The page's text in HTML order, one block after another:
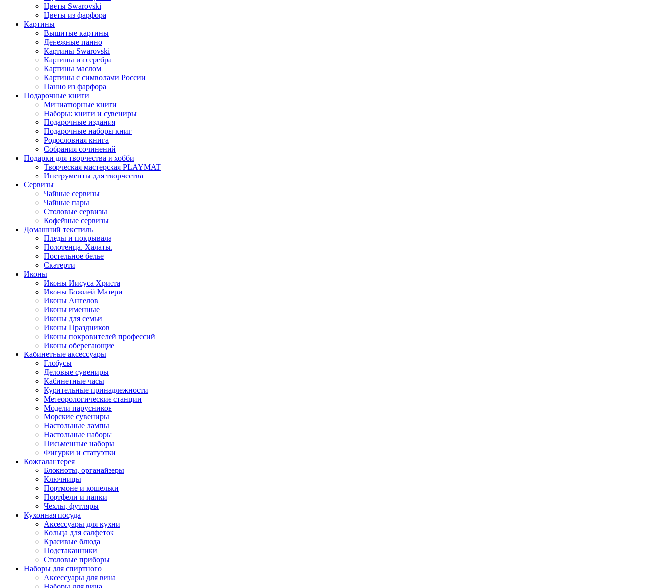
Цветы Swarovski
Цветы из фарфора
Картины
Вышитые картины
Денежные панно
Картины Swarovski
Картины из серебра
Картины маслом
Картины с символами России
Панно из фарфора
Подарочные книги
Миниатюрные книги
Наборы: книги и сувениры
Подарочные издания
Подарочные наборы книг
Родословная книга
Собрания сочинений
Подарки для творчества и хобби
Творческая мастерская PLAYMAT
Инструменты для творчества
Cервизы
Чайные сервизы
Чайные пары
Столовые сервизы
Кофейные сервизы
Домашний текстиль
Пледы и покрывала
Полотенца. Халаты.
Постельное белье
Скатерти
Иконы
Иконы Иисуса Христа
Иконы Божией Матери
Иконы Ангелов
Иконы именные
Иконы для семьи
Иконы Праздников
Иконы покровителей профессий
Иконы оберегающие
Кабинетные аксессуары
Глобусы
Деловые сувениры
Кабинетные часы
Курительные принадлежности
Метеорологические станции
Модели парусников
Морские сувениры
Настольные лампы
Настольные наборы
Письменные наборы
Фигурки и статуэтки
Кожгалантерея
Блокноты, органайзеры
Ключницы
Портмоне и кошельки
Портфели и папки
Чехлы, футляры
Кухонная посуда
Аксессуары для кухни
Кольца для салфеток
Красивые блюда
Подстаканники
Столовые приборы
Наборы для спиртного
Аксессуары для вина
Наборы для вина